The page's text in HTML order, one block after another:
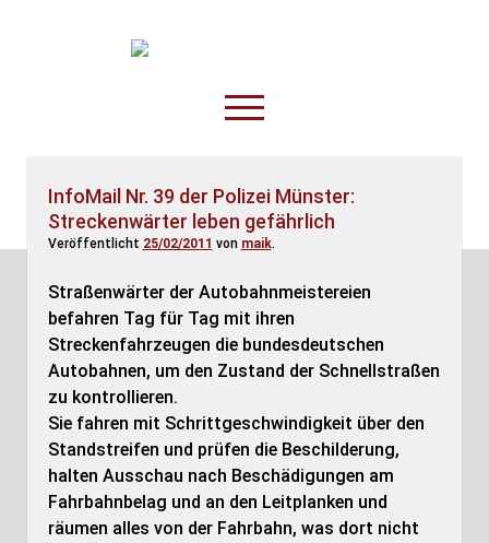
TruckOnline.de
open
menu
Anderswo
Fahrer
Disposition
InfoMail Nr. 39 der Polizei Münster:
Streckenwärter leben gefährlich
Veröffentlicht 25/02/2011 von maik.
Straßenwärter der Autobahnmeistereien
befahren Tag für Tag mit ihren
Streckenfahrzeugen die bundesdeutschen
Autobahnen, um den Zustand der Schnellstraßen
zu kontrollieren.
Sie fahren mit Schrittgeschwindigkeit über den
Standstreifen und prüfen die Beschilderung,
halten Ausschau nach Beschädigungen am
Fahrbahnbelag und an den Leitplanken und
räumen alles von der Fahrbahn, was dort nicht